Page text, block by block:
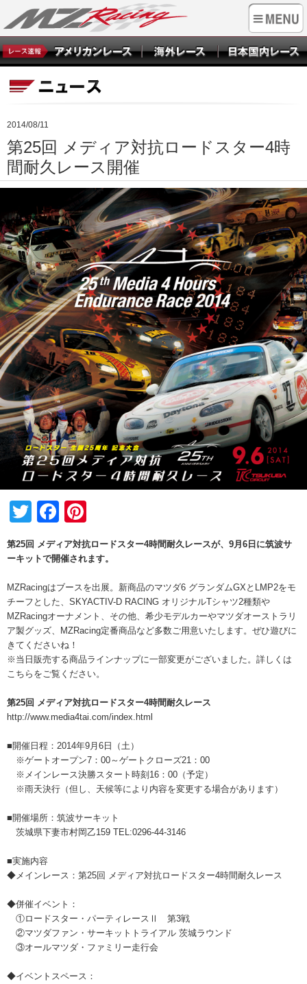
2014/08/11
第25回 メディア対抗ロードスター4時
間耐久レース開催
TwitterFacebook
第25回 メディア対抗ロードスター4時間耐久レースが、9月6日に筑波サ
ーキットで開催されます。
MZRacingはブースを出展。新商品のマツダ6 グランダムGXとLMP2をモ
チーフとした、SKYACTIV-D RACING オリジナルTシャツ2種類や
MZRacingオーナメント、その他、希少モデルカーやマツダオーストラリ
ア製グッズ、MZRacing定番商品など多数ご用意いたします。ぜひ遊びに
きてくださいね！
※当日販売する商品ラインナップに一部変更がございました。 詳しくは
こちらをご覧ください。
第25回 メディア対抗ロードスター4時間耐久レース
http://www.media4tai.com/index.html
■開催日程：2014年9月6日（土）
※ゲートオープン7：00～ゲートクローズ21：00
※メインレース決勝スタート時刻16：00（予定）
※雨天決行（但し、天候等により内容を変更する場合があります）
■開催場所：筑波サーキット
茨城県下妻市村岡乙159 TEL:0296-44-3146
■実施内容
◆メインレース：第25回 メディア対抗ロードスター4時間耐久レース
◆併催イベント：
①ロードスター・パーティレースⅡ 第3戦
②マツダファン・サーキットトライアル 茨城ラウンド
③オールマツダ・ファミリー走行会
◆イベントスペース：